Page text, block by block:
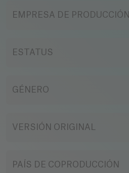
EMPRESA DE PRODUCCIÓN
ESTATUS
GÉNERO
VERSIÓN ORIGINAL
PAÍS DE COPRODUCCIÓN